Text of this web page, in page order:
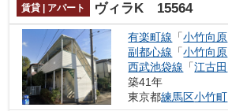
賃貸 | アパート ヴィラK 15564
有楽町線 「小竹向原
副都心線 「小竹向原
西武池袋線 「江古田
築41年
東京都練馬区小竹町